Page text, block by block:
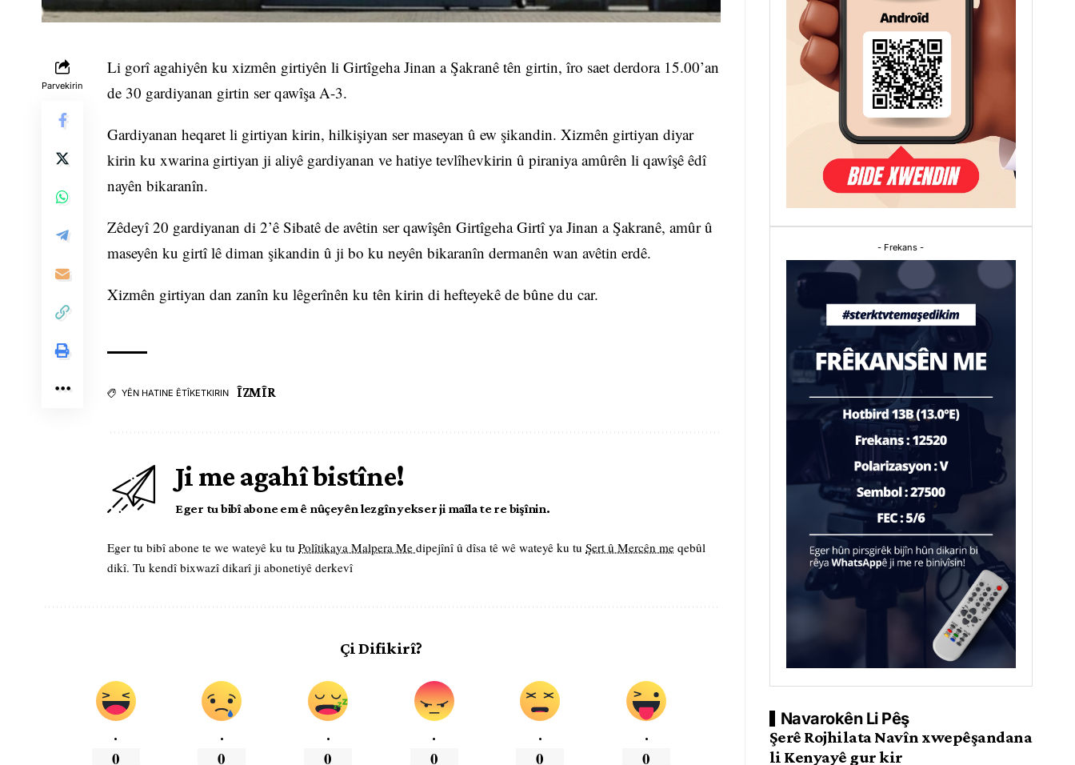
Parvekirin
Li gorî agahiyên ku xizmên girtiyên li Girtîgeha Jinan a Şakranê tên girtin, îro saet derdora 15.00’an
de 30 gardiyanan girtin ser qawîşa A-3.
Gardiyanan heqaret li girtiyan kirin, hilkişiyan ser maseyan û ew şikandin. Xizmên girtiyan diyar
kirin ku xwarina girtiyan ji aliyê gardiyanan ve hatiye tevlîhevkirin û piraniya amûrên li qawîşê êdî
nayên bikaranîn.
Zêdeyî 20 gardiyanan di 2’ê Sibatê de avêtin ser qawîşên Girtîgeha Girtî ya Jinan a Şakranê, amûr û
maseyên ku girtî lê diman şikandin û ji bo ku neyên bikaranîn dermanên wan avêtin erdê.
Xizmên girtiyan dan zanîn ku lêgerînên ku tên kirin di hefteyekê de bûne du car.
YÊN HATINE ÊTÎKETKIRIN ÎZMÎR
Ji me agahî bistîne!
Eger tu bibî abone em ê nûçeyên lezgîn yekser ji maîla te re bişînin.
Eger tu bibî abone te we wateyê ku tu Polîtikaya Malpera Me dipejînî û dîsa tê wê wateyê ku tu Şert û Mercên me qebûl
dikî. Tu kendî bixwazî dikarî ji abonetiyê derkevî
Çi Difikirî?
.
0
.
0
.
0
.
0
.
0
.
0
- Frekans -
Navarokên Li Pêş
Şerê Rojhilata Navîn xwepêşandana
li Kenyayê gur kir